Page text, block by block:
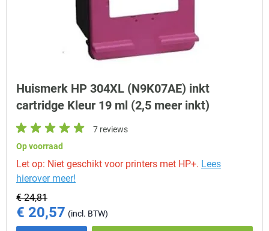
Huismerk HP 304XL (N9K07AE) inkt
cartridge Kleur 19 ml (2,5 meer inkt)
7 reviews
Op voorraad
Let op: Niet geschikt voor printers met HP+. Lees
hierover meer!
€ 24,81
Special Price
€ 20,57